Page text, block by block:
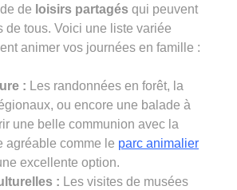
de loisirs partagés qui peuvent
de tous. Voici une liste variée
animer vos journées en famille :
: Les randonnées en forêt, la
ou encore une balade à
une belle communion avec la
agréable comme le parc animalier
excellente option.
: Les visites de musées